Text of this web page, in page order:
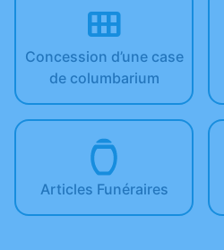
Concession d’une case
de columbarium
Articles Funéraires